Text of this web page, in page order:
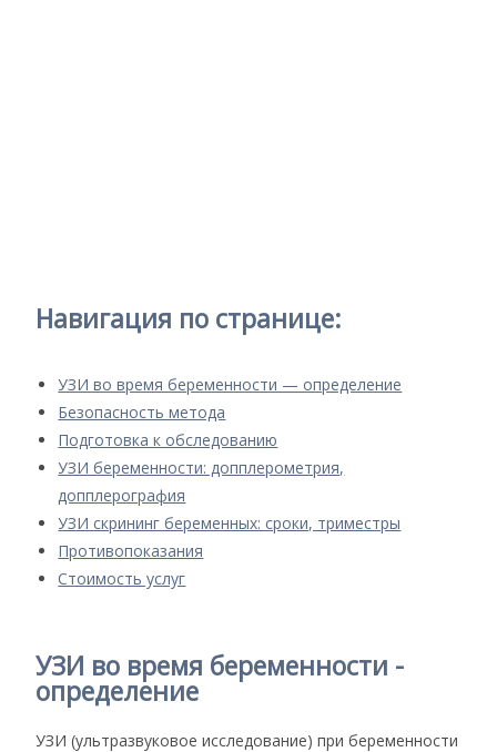
Навигация по странице:
УЗИ во время беременности — определение
Безопасность метода
Подготовка к обследованию
УЗИ беременности: допплерометрия,
допплерография
УЗИ скрининг беременных: сроки, триместры
Противопоказания
Стоимость услуг
УЗИ во время беременности -
определение
УЗИ (ультразвуковое исследование) при беременности